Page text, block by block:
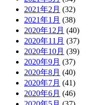
2021年2月 (32)
2021年1月 (38)
2020年12月 (40)
2020年11月 (37)
2020年10月 (39)
2020年9月 (37)
2020年8月 (40)
2020年7月 (41)
2020年6月 (46)